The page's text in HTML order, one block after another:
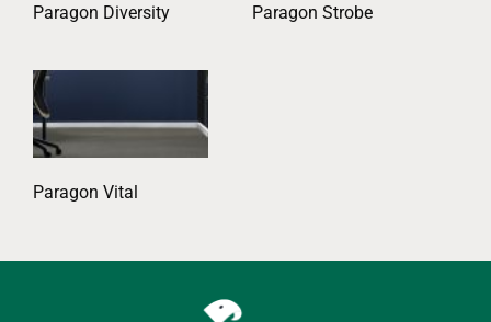
Paragon Diversity Paragon Strobe
Paragon Vital